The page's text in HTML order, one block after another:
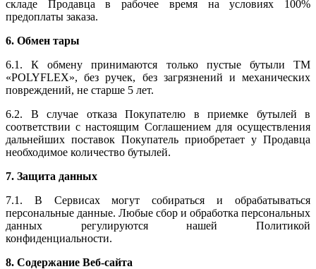
складе Продавца в рабочее время на условиях 100%
предоплаты заказа.
6. Обмен тары
6.1. К обмену принимаются только пустые бутыли ТМ
«POLYFLEX», без ручек, без загрязнений и механических
повреждений, не старше 5 лет.
6.2. В случае отказа Покупателю в приемке бутылей в
соответствии с настоящим Соглашением для осуществления
дальнейших поставок Покупатель приобретает у Продавца
необходимое количество бутылей.
7. Защита данных
7.1. В Сервисах могут собираться и обрабатываться
персональные данные. Любые сбор и обработка персональных
данных регулируются нашей Политикой
конфиденциальности.
8. Содержание Веб-сайта